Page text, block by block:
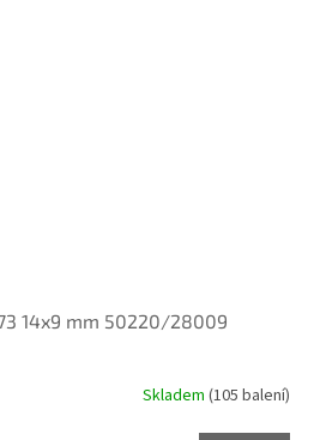
14x9 mm 50220/28009
Skladem (105 balení)